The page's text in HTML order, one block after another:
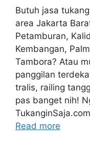
Butuh jasa
area Jakarta
Petamburan,
Kembangan,
Tambora? Atau
panggilan
tralis, railing
pas banget nih!
Read more